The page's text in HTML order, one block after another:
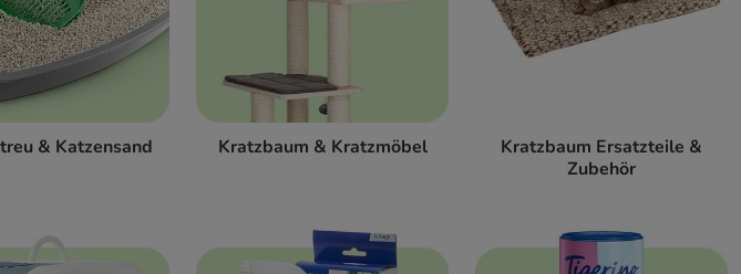
& Katzensand Kratzbaum & Kratzmöbel
Kratzbaum Ersatzteile &
Zubehör